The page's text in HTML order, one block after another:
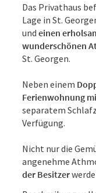
Das Privathaus
Lage in St.
und einen
wunderschönen
St. Georgen.
Neben einem
Ferienwohnung
separatem
Verfügung.
Nicht nur die
angenehme
der Besitzer